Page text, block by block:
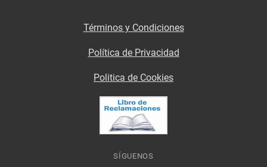
Términos y Condiciones
Política de Privacidad
Politica de Cookies
SÍGUENOS